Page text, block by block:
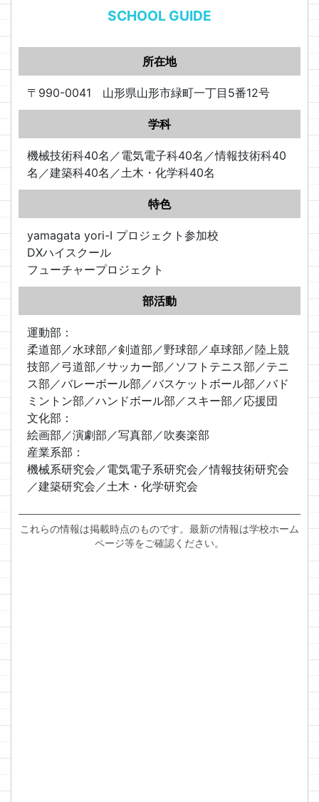
SCHOOL GUIDE
所在地
〒990-0041 山形県山形市緑町一丁目5番12号
学科
機械技術科40名／電気電子科40名／情報技術科40
名／建築科40名／土木・化学科40名
特色
yamagata yori-I プロジェクト参加校
DXハイスクール
フューチャープロジェクト
部活動
運動部：
柔道部／水球部／剣道部／野球部／卓球部／陸上競
技部／弓道部／サッカー部／ソフトテニス部／テニ
ス部／バレーボール部／バスケットボール部／バド
ミントン部／ハンドボール部／スキー部／応援団
文化部：
絵画部／演劇部／写真部／吹奏楽部
産業系部：
機械系研究会／電気電子系研究会／情報技術研究会
／建築研究会／土木・化学研究会
これらの情報は掲載時点のものです。最新の情報は学校ホーム
ページ等をご確認ください。